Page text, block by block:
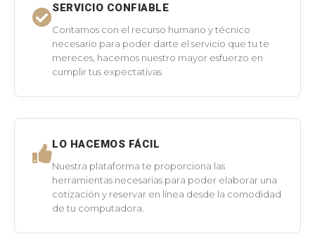
SERVICIO CONFIABLE
Contamos con el recurso humano y técnico
necesario para poder darte el servicio que tu te
mereces, hacemos nuestro mayor esfuerzo en
cumplir tus expectativas
LO HACEMOS FÁCIL
Nuestra plataforma te proporciona las
herramientas necesarias para poder elaborar una
cotización y reservar en línea desde la comodidad
de tu computadora.